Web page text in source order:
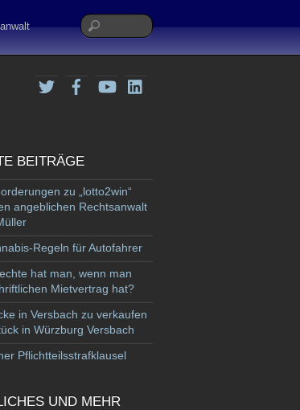
Twitter FacebookYouTube
BEITRÄGE
zu „lotto2win“
angeblichen Rechtsanwalt
Regeln für Autofahrer
hat man, wenn man
Mietvertrag hat?
in Versbach zu verkaufen
in Würzburg Versbach
Pflichtteilsstrafklausel
UND MEHR